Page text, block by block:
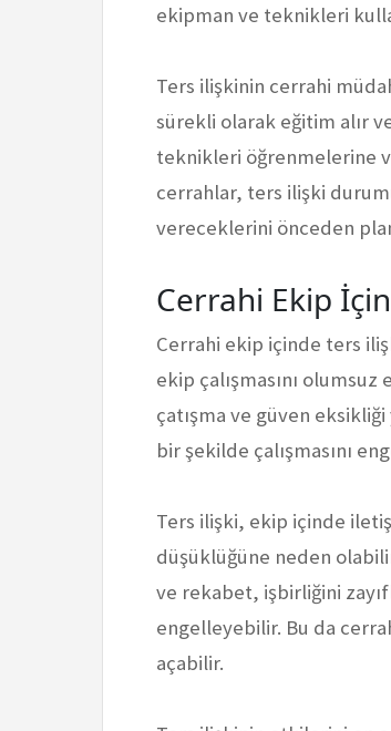
ekipman ve teknikleri
Ters ilişkinin cerrahi
sürekli olarak eğitim alır
teknikleri öğrenmelerine
cerrahlar, ters ilişki
vereceklerini önceden
Cerrahi Ekip
Cerrahi ekip içinde ters
ekip çalışmasını
çatışma ve güven
bir şekilde çalışmasını
Ters ilişki, ekip içinde
düşüklüğüne neden
ve rekabet, işbirliğini
engelleyebilir. Bu da
açabilir.